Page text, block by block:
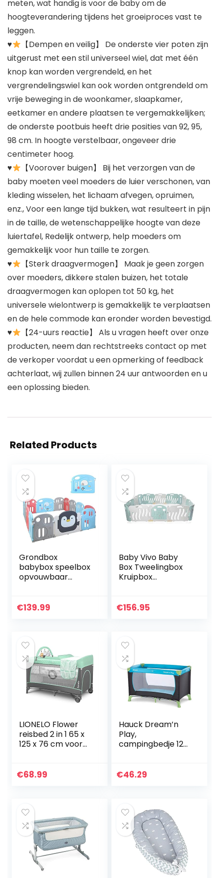
meten, wat handig is voor de baby om de
hoogteverandering tijdens het groeiproces vast te
leggen.
♥
【Dempen en veilig】 De onderste vier poten zijn
uitgerust met een stil universeel wiel, dat met één
knop kan worden vergrendeld, en het
vergrendelingswiel kan ook worden ontgrendeld om
vrije beweging in de woonkamer, slaapkamer,
eetkamer en andere plaatsen te vergemakkelijken;
de onderste pootbuis heeft drie posities van 92, 95,
98 cm. In hoogte verstelbaar, ongeveer drie
centimeter hoog.
♥
【Voorover buigen】 Bij het verzorgen van de
baby moeten veel moeders de luier verschonen, van
kleding wisselen, het lichaam afvegen, opruimen,
enz., Voor een lange tijd bukken, wat resulteert in pijn
in de taille, de wetenschappelijke hoogte van deze
luiertafel, Redelijk ontwerp, help moeders om
gemakkelijk voor hun taille te zorgen.
♥
【Sterk draagvermogen】 Maak je geen zorgen
over moeders, dikkere stalen buizen, het totale
draagvermogen kan oplopen tot 50 kg, het
universele wielontwerp is gemakkelijk te verplaatsen
en de hele commode kan eronder worden bevestigd.
♥
【24-uurs reactie】 Als u vragen heeft over onze
producten, neem dan rechtstreeks contact op met
de verkoper voordat u een opmerking of feedback
achterlaat, wij zullen binnen 24 uur antwoorden en u
een oplossing bieden.
Related Products
Grondbox
babybox speelbox
opvouwbaar
deur speelbox ​
deuren),200 x 180 x
64 cm
€139.99
Baby Vivo Baby
Box Tweelingbox
Kruipbox
Veiligheidshek
€156.95
LIONELO Flower
reisbed 2 in 1 65 x
125 x 76 cm voor
verschoonopzet…
€68.99
Hauck Dream’n
Play,
campingbedje 120
3-delig
€46.29